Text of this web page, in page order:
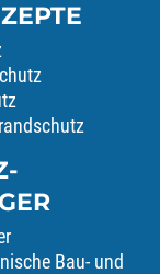
Bau- und